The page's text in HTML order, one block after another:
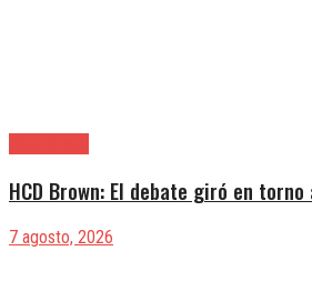
HCD Brown: El debate giró en
7 agosto, 2026